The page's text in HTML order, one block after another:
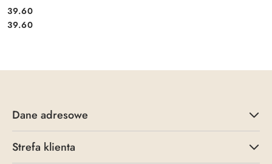
Cena:
39.60
Cena:
39.60
Dane adresowe
Strefa klienta